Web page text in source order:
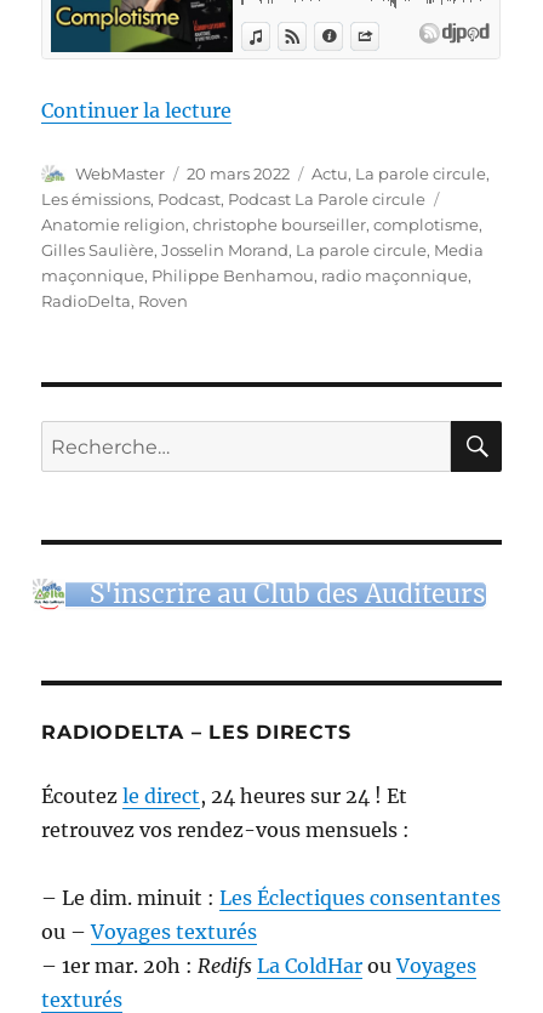
Continuer la lecture
Auteur
WebMaster
Publié
le
20 mars 2022 Catégories
Actu, La parole circule,
Les émissions, Podcast, Podcast La Parole circule
Anatomie religion,christophe bourseiller,complotisme,
Gilles Saulière,Josselin Morand, La parole circule, Media
maçonnique, Philippe Benhamou, radio maçonnique,
RadioDelta, Roven
Recherche
pour :
S'inscrire au Club des Auditeurs
RADIODELTA – LES DIRECTS
Écoutezle direct, 24 heures sur 24 ! Et
retrouvez vos rendez-vous mensuels :
– Le dim. minuit :Les Éclectiques consentantes
ou –Voyages texturés
– 1er mar. 20h : Redifs La ColdHar ouVoyages
texturés